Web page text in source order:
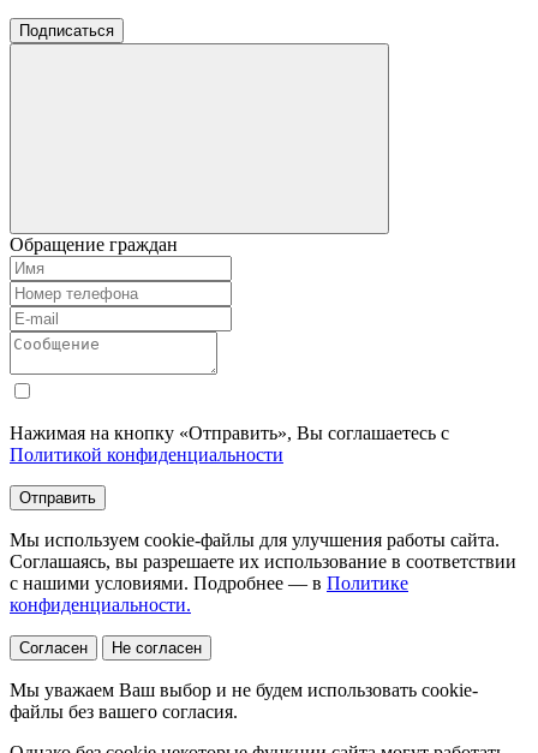
Подписаться
Обращение граждан
Нажимая на кнопку «Отправить», Вы соглашаетесь с
Политикой конфиденциальности
Отправить
Мы используем cookie-файлы для улучшения работы сайта.
Соглашаясь, вы разрешаете их использование в соответствии
с нашими условиями. Подробнее — в Политике
конфиденциальности.
Согласен Не согласен
Мы уважаем Ваш выбор и не будем использовать cookie-
файлы без вашего согласия.